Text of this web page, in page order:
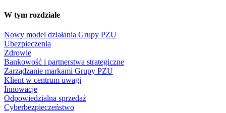
W tym rozdziale
Nowy model działania Grupy PZU
Ubezpieczenia
Zdrowie
Bankowość i partnerstwa strategiczne
Zarządzanie markami Grupy PZU
Klient w centrum uwagi
Innowacje
Odpowiedzialna sprzedaż
Cyberbezpieczeństwo